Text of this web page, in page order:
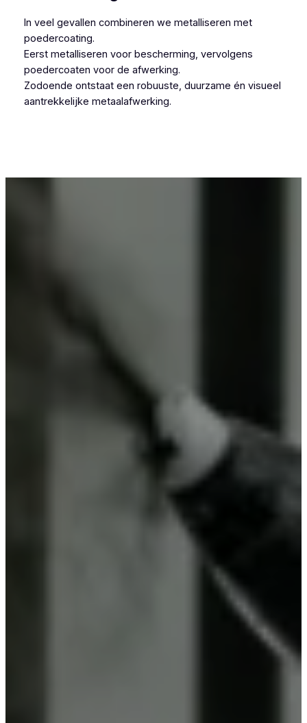
In veel gevallen combineren we metalliseren met
poedercoating.
Eerst metalliseren voor bescherming, vervolgens
poedercoaten voor de afwerking.
Zodoende ontstaat een robuuste, duurzame én visueel
aantrekkelijke metaalafwerking.